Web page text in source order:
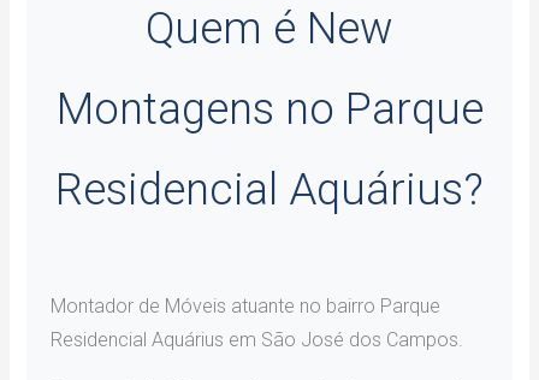
Quem é New
Montagens no Parque
Residencial Aquárius?
Montador de Móveis atuante no bairro Parque
Residencial Aquárius em São José dos Campos.